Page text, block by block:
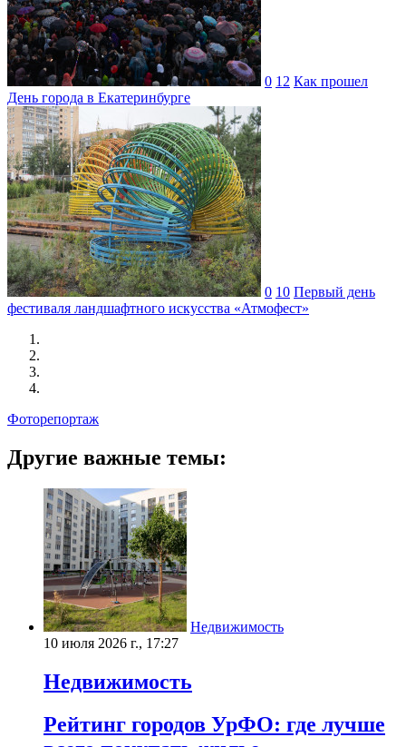
0 12 Как прошел
День города в Екатеринбурге
0 10 Первый день
фестиваля ландшафтного искусства «Атмофест»
Фоторепортаж
Другие важные темы:
Недвижимость
10 июля 2026 г., 17:27
Недвижимость
Рейтинг городов УрФО: где лучше